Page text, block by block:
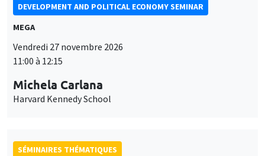
DEVELOPMENT AND POLITICAL ECONOMY SEMINAR
MEGA
Vendredi 27 novembre 2026
11:00 à 12:15
Michela Carlana
Harvard Kennedy School
SÉMINAIRES THÉMATIQUES